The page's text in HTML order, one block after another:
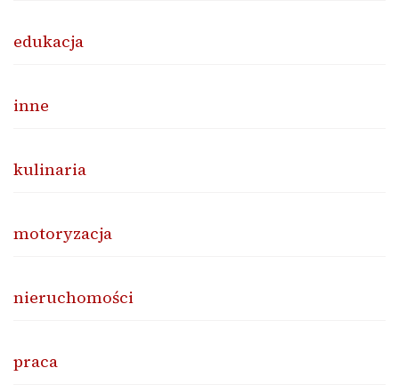
edukacja
inne
kulinaria
motoryzacja
nieruchomości
praca